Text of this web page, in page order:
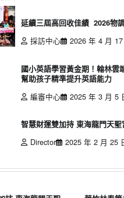
延續三屆高回收佳績 2026物
採訪中心
2026 年 4 月 17
國小英語學習黃金期！翰林雲
幫助孩子精準提升英語能力
編審中心
2025 年 3 月 5
智慧財運雙加持 東海龍門天
Director
2025 年 2 月 25